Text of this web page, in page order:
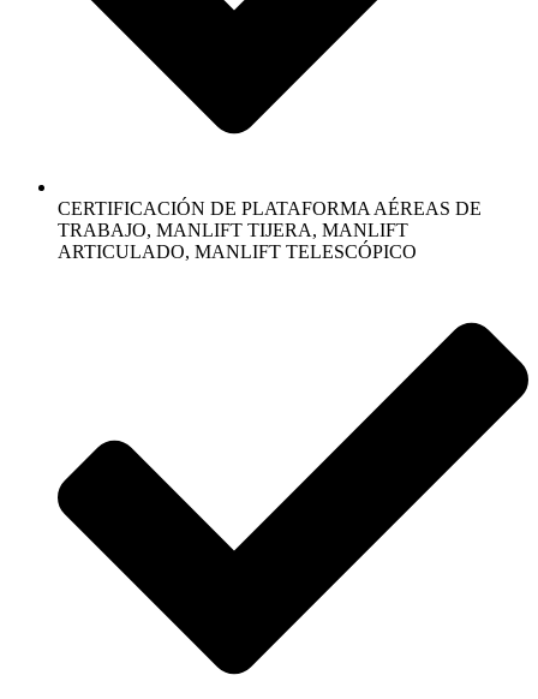
CERTIFICACIÓN DE PLATAFORMA AÉREAS DE
TRABAJO, MANLIFT TIJERA, MANLIFT
ARTICULADO, MANLIFT TELESCÓPICO